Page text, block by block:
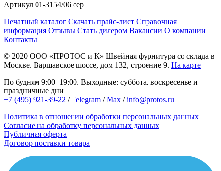
Артикул 01-3154/06 сер
Печатный каталог Скачать прайс-лист Справочная
информация Отзывы Стать дилером Вакансии О компании
Контакты
© 2020 ООО «ПРОТОС и К» Швейная фурнитура со склада в
Москве. Варшавское шоссе, дом 132, строение 9. На карте
По будням 9:00–19:00, Выходные: суббота, воскресенье и
праздничные дни
+7 (495) 921-39-22 /Telegram /Max /info@protos.ru
Политика в отношении обработки персональных данных
Согласие на обработку персональных данных
Публичная оферта
Договор поставки товара